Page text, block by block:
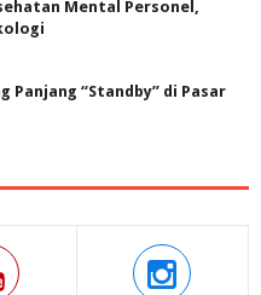
Mental Personel,
Panjang “Standby” di Pasar